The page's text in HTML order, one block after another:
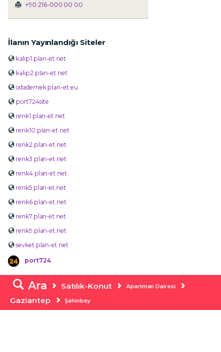
+90 216-000 00 00
İlanın Yayınlandığı Siteler
kalip1.plan-et.net
kalip2.plan-et.net
odadernek.plan-et.eu
port724site
renk1.plan-et.net
renk10.plan-et.net
renk2.plan-et.net
renk3.plan-et.net
renk4.plan-et.net
renk5.plan-et.net
renk6.plan-et.net
renk7.plan-et.net
renk9.plan-et.net
sevket.plan-et.net
port724
Ara Satılık-Konut Apartman Dairesi
Gaziantep Şahinbey